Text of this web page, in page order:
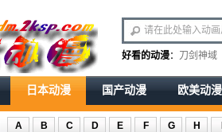
好看的动漫： 刀剑神域
日本动漫 国产动漫 欧美动漫
A B C D E F G H